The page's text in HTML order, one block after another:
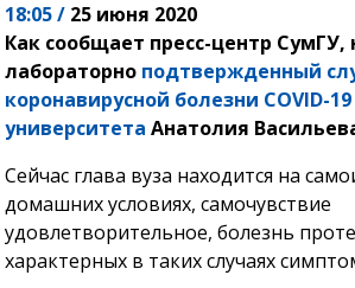
18:05 / 25 июня 2020
Как сообщает пресс-центр СумГУ,
лабораторно подтвержденный
коронавирусной болезни COVID-
университета Анатолия
Сейчас глава вуза находится на
домашних условиях, самочувствие
удовлетворительное, болезнь
характерных в таких случаях